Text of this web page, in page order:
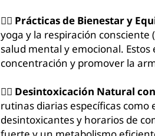
🧘‍♀️ Prácticas de Bienestar y
yoga y la respiración
salud mental y emocional.
concentración y promover la
💆‍♂️ Desintoxicación Natural
rutinas diarias específicas como
desintoxicantes y horarios de